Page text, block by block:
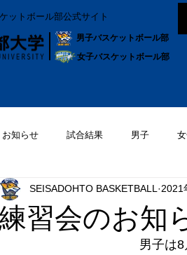
ットボール部公式サイト
男子バスケットボール部
女子バスケットボール部
お知らせ 試合結果 男子
習会のお知
SEISADOHTO BASKETBALL 2021
男子は